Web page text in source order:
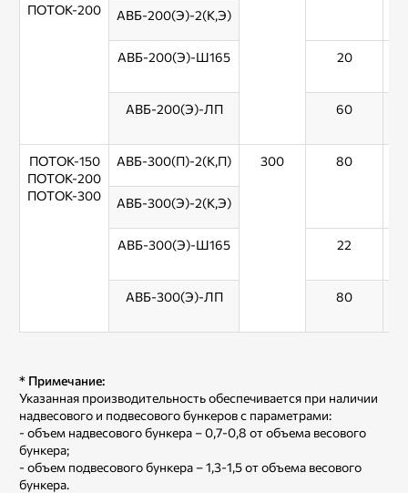
ПОТОК-200
АВБ-200(Э)-2(К,Э)
АВБ-200(Э)-Ш165 20
АВБ-200(Э)-ЛП 60
ПОТОК-150
ПОТОК-200
ПОТОК-300
АВБ-300(П)-2(К,П) 300 80
АВБ-300(Э)-2(К,Э)
АВБ-300(Э)-Ш165 22
АВБ-300(Э)-ЛП 80
* Примечание:
Указанная производительность обеспечивается при наличии
надвесового и подвесового бункеров с параметрами:
- объем надвесового бункера – 0,7-0,8 от объема весового
бункера;
- объем подвесового бункера – 1,3-1,5 от объема весового
бункера.